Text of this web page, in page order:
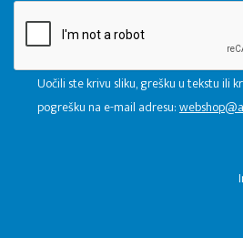
Uočili ste krivu sliku, grešku u tekstu ili
pogrešku na e-mail adresu: